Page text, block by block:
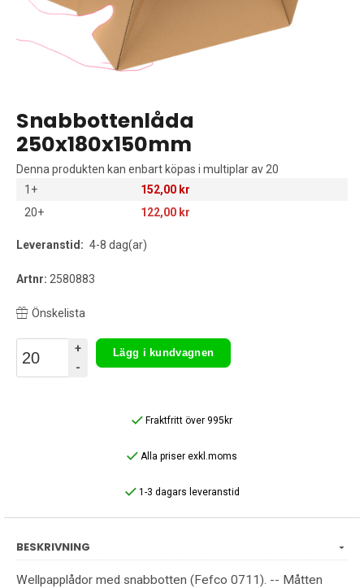
Snabbottenlåda
250x180x150mm
Denna produkten kan enbart köpas i multiplar av 20
1+
152,00 kr
20+
122,00 kr
Leveranstid: 4-8 dag(ar)
Artnr: 2580883
Önskelista
+
-
Lägg i kundvagnen
Fraktfritt över 995kr
Alla priser exkl.moms
1-3 dagars leveranstid
BESKRIVNING
Wellpapplådor med snabbotten (Fefco 0711). -- Måtten